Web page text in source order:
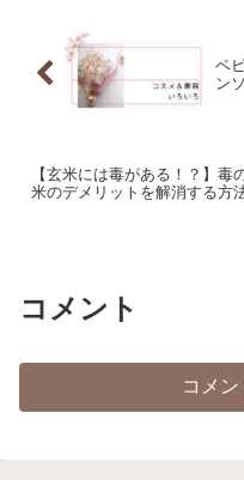
ベ
ン
【玄米には毒がある！？】毒
米のデメリットを解消する方
コメント
コメ